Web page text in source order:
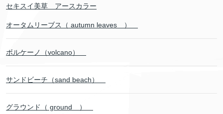
セキスイ美草 アースカラー
オータムリーブス（ autumn leaves ）
ボルケーノ（volcano）
サンドビーチ（sand beach）
グラウンド（ ground ）